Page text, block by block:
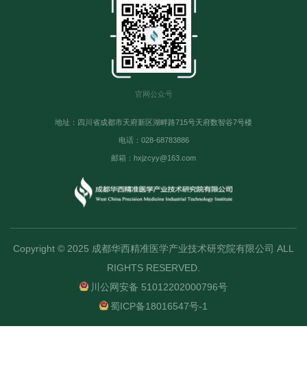
官网公众号
地址：四川省成都市天府新区湖畔路715号天府数智谷7号楼
电话：028-68783886
邮箱：hxjzcyy@163.com
Copyright © 2025 成都华西精准医学产业技术研究院有限公司 ALL
RIGHTS RESERVED.
川公网安备 51012202000796号
蜀ICP备18016547号-1